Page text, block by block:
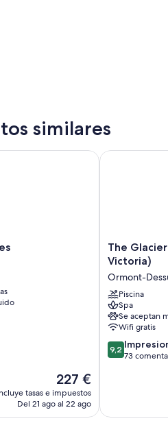
similares
El
precio
actual
227 €
tasas e impuestos
Del 21 ago al 22 ago
The
Glacier
(ex
Eurotel
Victoria)
Ormont-
Dessus
The
Victoria)
Ormont-
Piscina
Spa
Se aceptan
Wifi gratis
9.2
sobre
9,2
73
The Glacier